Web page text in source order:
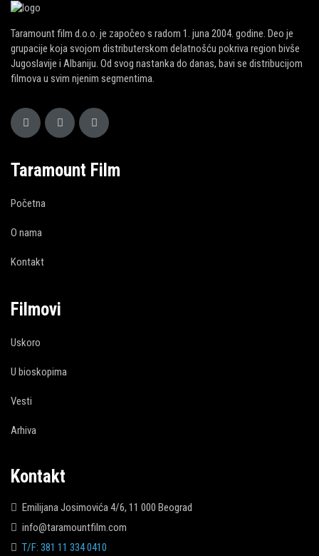
Taramount film d.o.o. je započeo s radom 1. juna 2004. godine. Deo je
grupacije koja svojom distributerskom delatnošću pokriva region bivše
Jugoslavije i Albaniju. Od svog nastanka do danas, bavi se distribucijom
filmova u svim njenim segmentima.
Taramount Film
Početna
O nama
Kontakt
Filmovi
Uskoro
U bioskopima
Vesti
Arhiva
Kontakt
Emilijana Josimovića 4/6, 11 000 Beograd
info@taramountfilm.com
T/F: 381 11 334 0410